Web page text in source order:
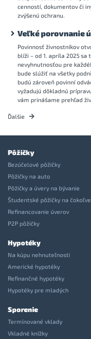
cenností, dokumentov či
zvýšenú ochranu.
Veľké porovnanie
Povinnosť živnostníkov
blíži – od 1. apríla 2025
nevyhnutnosťou pre
bude slúžiť na všetky
budú zároveň povinní
vyžadujú dôkladnú
vám prinášame prehľad
Ďalšie
Pôžičky
Bezúčelové pôžičky
Pôžičky na auto
Pôžičky a úvery na bývanie
Študentské pôžičky na
Refinancovanie úverov
P2P pôžičky
Hypotéky
Na kúpu nehnuteľnosti
Americké hypotéky
Refinančné hypotéky
Hypotéky pre mladých
Sporenie
Termínované vklady
Vkladné knížky